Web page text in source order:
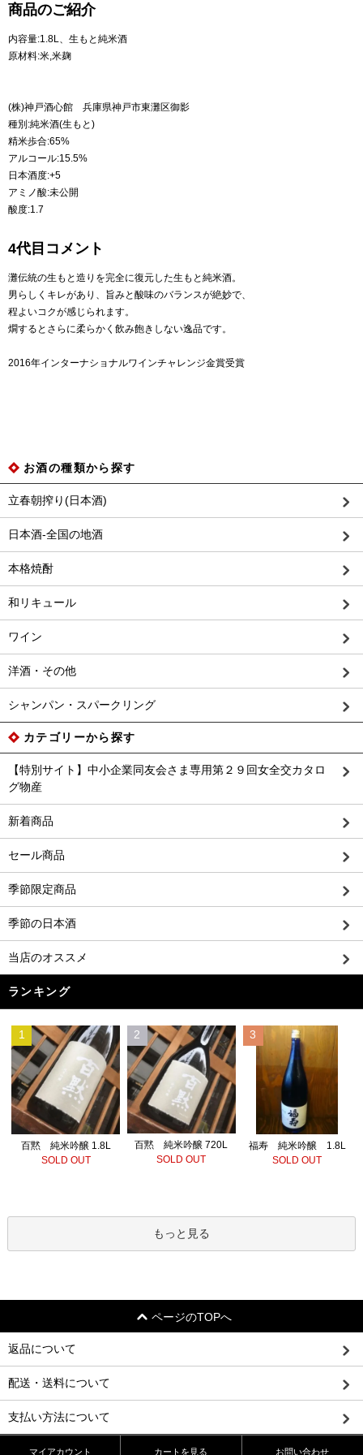
商品のご紹介
内容量:1.8L、生もと純米酒
原材料:米,米麹
(株)神戸酒心館 兵庫県神戸市東灘区御影
種別:純米酒(生もと)
精米歩合:65%
アルコール:15.5%
日本酒度:+5
アミノ酸:未公開
酸度:1.7
4代目コメント
灘伝統の生もと造りを完全に復元した生もと純米酒。
男らしくキレがあり、旨みと酸味のバランスが絶妙で、
程よいコクが感じられます。
燗するとさらに柔らかく飲み飽きしない逸品です。
2016年インターナショナルワインチャレンジ金賞受賞
お酒の種類から探す
立春朝搾り(日本酒)
日本酒-全国の地酒
本格焼酎
和リキュール
ワイン
洋酒・その他
シャンパン・スパークリング
カテゴリーから探す
【特別サイト】中小企業同友会さま専用第２９回女全交カタロ
グ物産
新着商品
セール商品
季節限定商品
季節の日本酒
当店のオススメ
ランキング
1
百黙 純米吟醸 1.8L
SOLD OUT
2
百黙 純米吟醸 720L
SOLD OUT
3
福寿 純米吟醸 1.8L
SOLD OUT
もっと見る
ページのTOPへ
返品について
配送・送料について
支払い方法について
マイアカウント カートを見る お問い合わせ